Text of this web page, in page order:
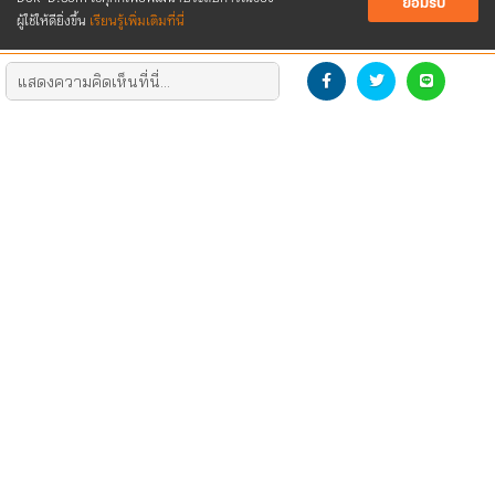
ผู้ใช้ให้ดียิ่งขึ้น เรียนรู้เพิ่มเติมที่นี่
ยอมรับ